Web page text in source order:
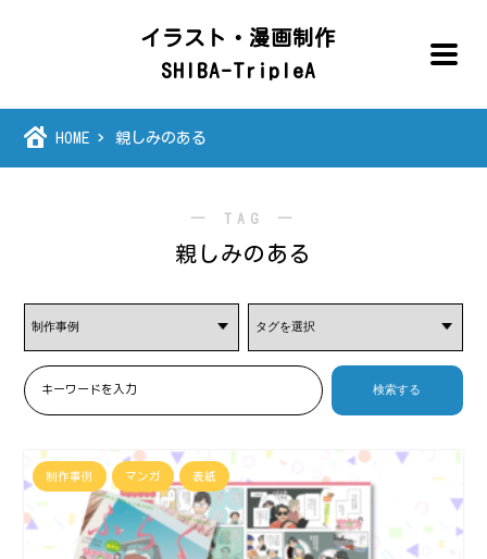
イラスト・漫画制作
SHIBA-TripleA
HOME 親しみのある
― TAG ―
親しみのある
制作事例 マンガ 表紙